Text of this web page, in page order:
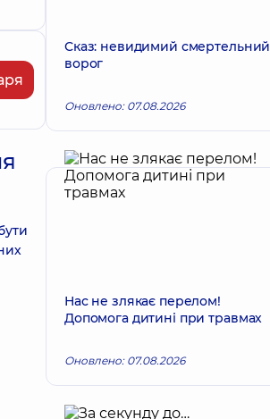
Сказ: невидимий смертельний
ворог
Оновлено: 07.08.2026
Нас не злякає перелом!
Допомога дитині при травмах
Оновлено: 07.08.2026